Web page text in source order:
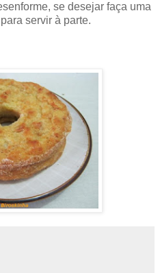
se desejar faça uma
servir à parte.